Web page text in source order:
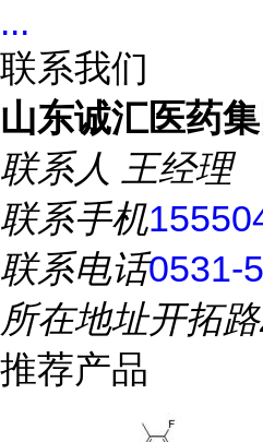
...
联系我们
山东诚汇医药
联系人 王经理
联系手机
联系电话0531-
所在地址开拓
推荐产品